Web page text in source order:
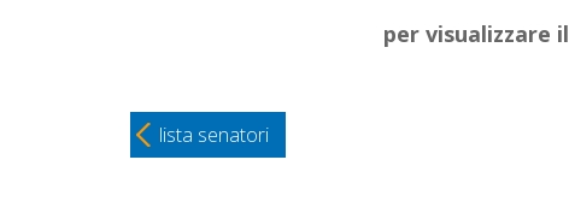
per visualizzare
lista senatori